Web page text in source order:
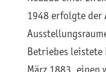
1948 erfolgte der
Betriebes leistete